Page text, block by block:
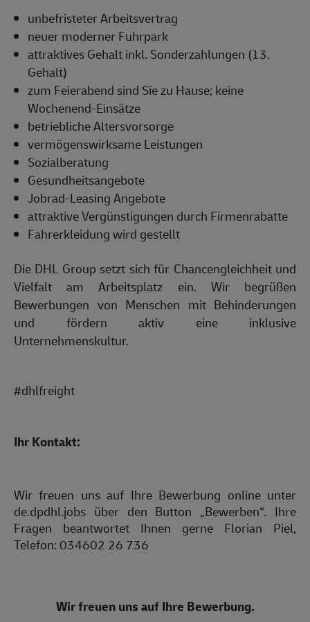
unbefristeter Arbeitsvertrag
neuer moderner Fuhrpark
attraktives Gehalt inkl. Sonderzahlungen (13.
Gehalt)
zum Feierabend sind Sie zu Hause; keine
Wochenend-Einsätze
betriebliche Altersvorsorge
vermögenswirksame Leistungen
Sozialberatung
Gesundheitsangebote
Jobrad-Leasing Angebote
attraktive Vergünstigungen durch Firmenrabatte
Fahrerkleidung wird gestellt
Die DHL Group setzt sich für Chancengleichheit und
Vielfalt am Arbeitsplatz ein. Wir begrüßen
Bewerbungen von Menschen mit Behinderungen
und fördern aktiv eine inklusive
Unternehmenskultur.
#dhlfreight
Ihr Kontakt:
Wir freuen uns auf Ihre Bewerbung online unter
de.dpdhl.jobs über den Button „Bewerben“. Ihre
Fragen beantwortet Ihnen gerne Florian Piel,
Telefon: 034602 26 736
Wir freuen uns auf Ihre Bewerbung.